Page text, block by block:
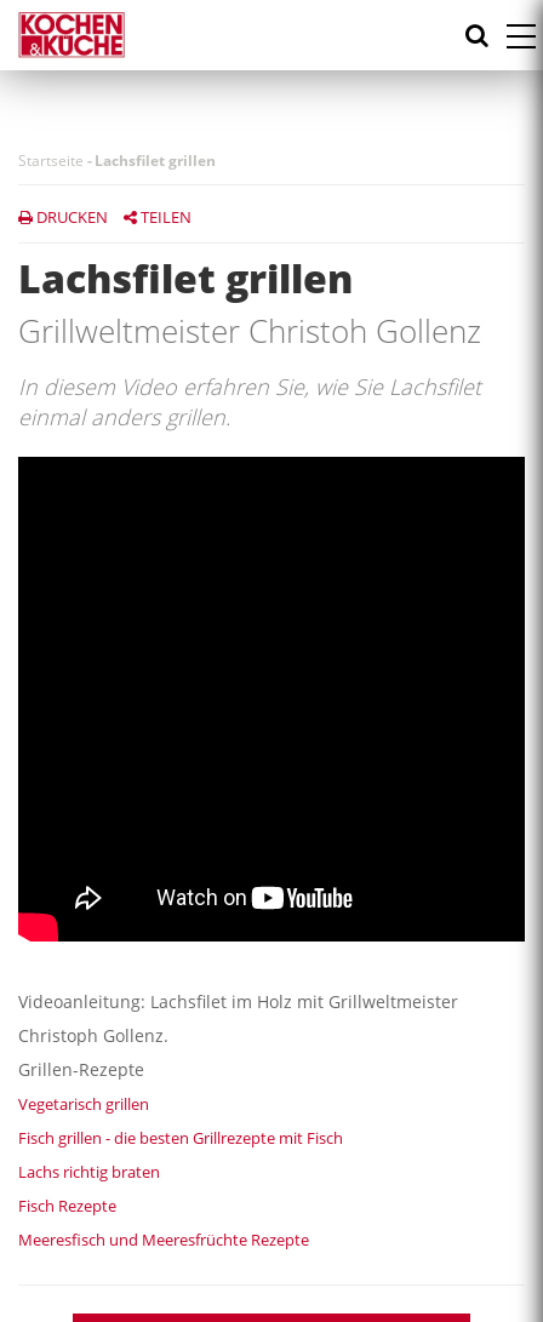
Direkt
zum
Inhalt
Startseite -Lachsfilet grillen
DRUCKEN TEILEN
Lachsfilet grillen
Grillweltmeister Christoh Gollenz
In diesem Video erfahren Sie, wie Sie Lachsfilet
einmal anders grillen.
Videoanleitung: Lachsfilet im Holz mit Grillweltmeister
Christoph Gollenz.
Grillen-Rezepte
Vegetarisch grillen
Fisch grillen - die besten Grillrezepte mit Fisch
Lachs richtig braten
Fisch Rezepte
Meeresfisch und Meeresfrüchte Rezepte